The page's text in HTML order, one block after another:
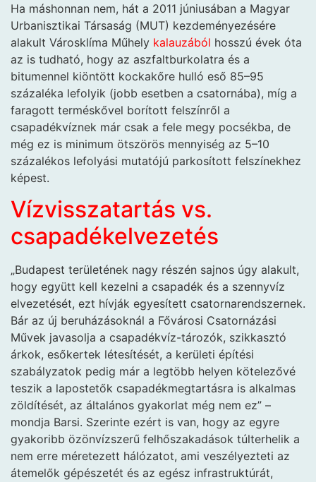
Ha máshonnan nem, hát a 2011 júniusában a Magyar
Urbanisztikai Társaság (MUT) kezdeményezésére
alakult Városklíma Műhely kalauzából hosszú évek óta
az is tudható, hogy az aszfaltburkolatra és a
bitumennel kiöntött kockakőre hulló eső 85–95
százaléka lefolyik (jobb esetben a csatornába), míg a
faragott terméskővel borított felszínről a
csapadékvíznek már csak a fele megy pocsékba, de
még ez is minimum ötszörös mennyiség az 5–10
százalékos lefolyási mutatójú parkosított felszínekhez
képest.
Vízvisszatartás vs.
csapadékelvezetés
„Budapest területének nagy részén sajnos úgy alakult,
hogy együtt kell kezelni a csapadék és a szennyvíz
elvezetését, ezt hívják egyesített csatornarendszernek.
Bár az új beruházásoknál a Fővárosi Csatornázási
Művek javasolja a csapadékvíz-tározók, szikkasztó
árkok, esőkertek létesítését, a kerületi építési
szabályzatok pedig már a legtöbb helyen kötelezővé
teszik a lapostetők csapadékmegtartásra is alkalmas
zöldítését, az általános gyakorlat még nem ez” –
mondja Barsi. Szerinte ezért is van, hogy az egyre
gyakoribb özönvízszerű felhőszakadások túlterhelik a
nem erre méretezett hálózatot, ami veszélyezteti az
átemelők gépészetét és az egész infrastruktúrát,